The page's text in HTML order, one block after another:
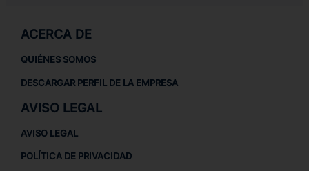
ACERCA DE
QUIÉNES SOMOS
DESCARGAR PERFIL DE LA EMPRESA
AVISO LEGAL
AVISO LEGAL
POLÍTICA DE PRIVACIDAD